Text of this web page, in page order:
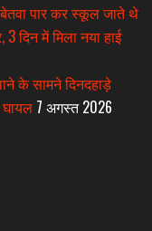
बेतवा पार कर स्कूल जाते थे
3 दिन में मिला नया हाई
के सामने दिनदहाड़े
घायल 7 अगस्त 2026